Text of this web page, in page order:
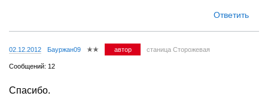
Ответить
02.12.2012 Бауржан09 автор станица Сторожевая
Сообщений: 12
Спасибо.